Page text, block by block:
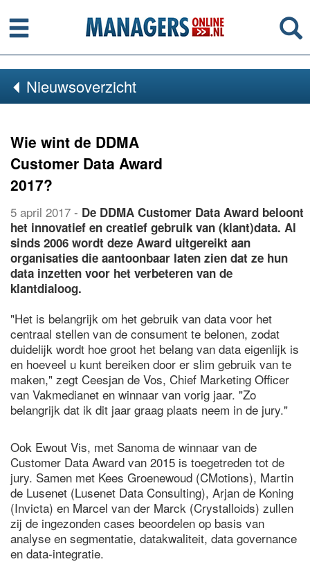
Menu
Nieuwsoverzicht
Wie wint de DDMA
Customer Data Award
2017?
5 april 2017 - De DDMA Customer Data Award beloont
het innovatief en creatief gebruik van (klant)data. Al
sinds 2006 wordt deze Award uitgereikt aan
organisaties die aantoonbaar laten zien dat ze hun
data inzetten voor het verbeteren van de
klantdialoog.
"Het is belangrijk om het gebruik van data voor het
centraal stellen van de consument te belonen, zodat
duidelijk wordt hoe groot het belang van data eigenlijk is
en hoeveel u kunt bereiken door er slim gebruik van te
maken," zegt Ceesjan de Vos, Chief Marketing Officer
van Vakmedianet en winnaar van vorig jaar. "Zo
belangrijk dat ik dit jaar graag plaats neem in de jury."
Ook Ewout Vis, met Sanoma de winnaar van de
Customer Data Award van 2015 is toegetreden tot de
jury. Samen met Kees Groenewoud (CMotions), Martin
de Lusenet (Lusenet Data Consulting), Arjan de Koning
(Invicta) en Marcel van der Marck (Crystalloids) zullen
zij de ingezonden cases beoordelen op basis van
analyse en segmentatie, datakwaliteit, data governance
en data-integratie.